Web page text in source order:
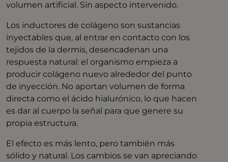
volumen artificial. Sin aspecto intervenido.
Los inductores de colágeno son sustancias
inyectables que, al entrar en contacto con los
tejidos de la dermis, desencadenan una
respuesta natural: el organismo empieza a
producir colágeno nuevo alrededor del punto
de inyección. No aportan volumen de forma
directa como el ácido hialurónico, lo que hacen
es dar al cuerpo la señal para que genere su
propia estructura.
El efecto es más lento, pero también más
sólido y natural. Los cambios se van apreciando